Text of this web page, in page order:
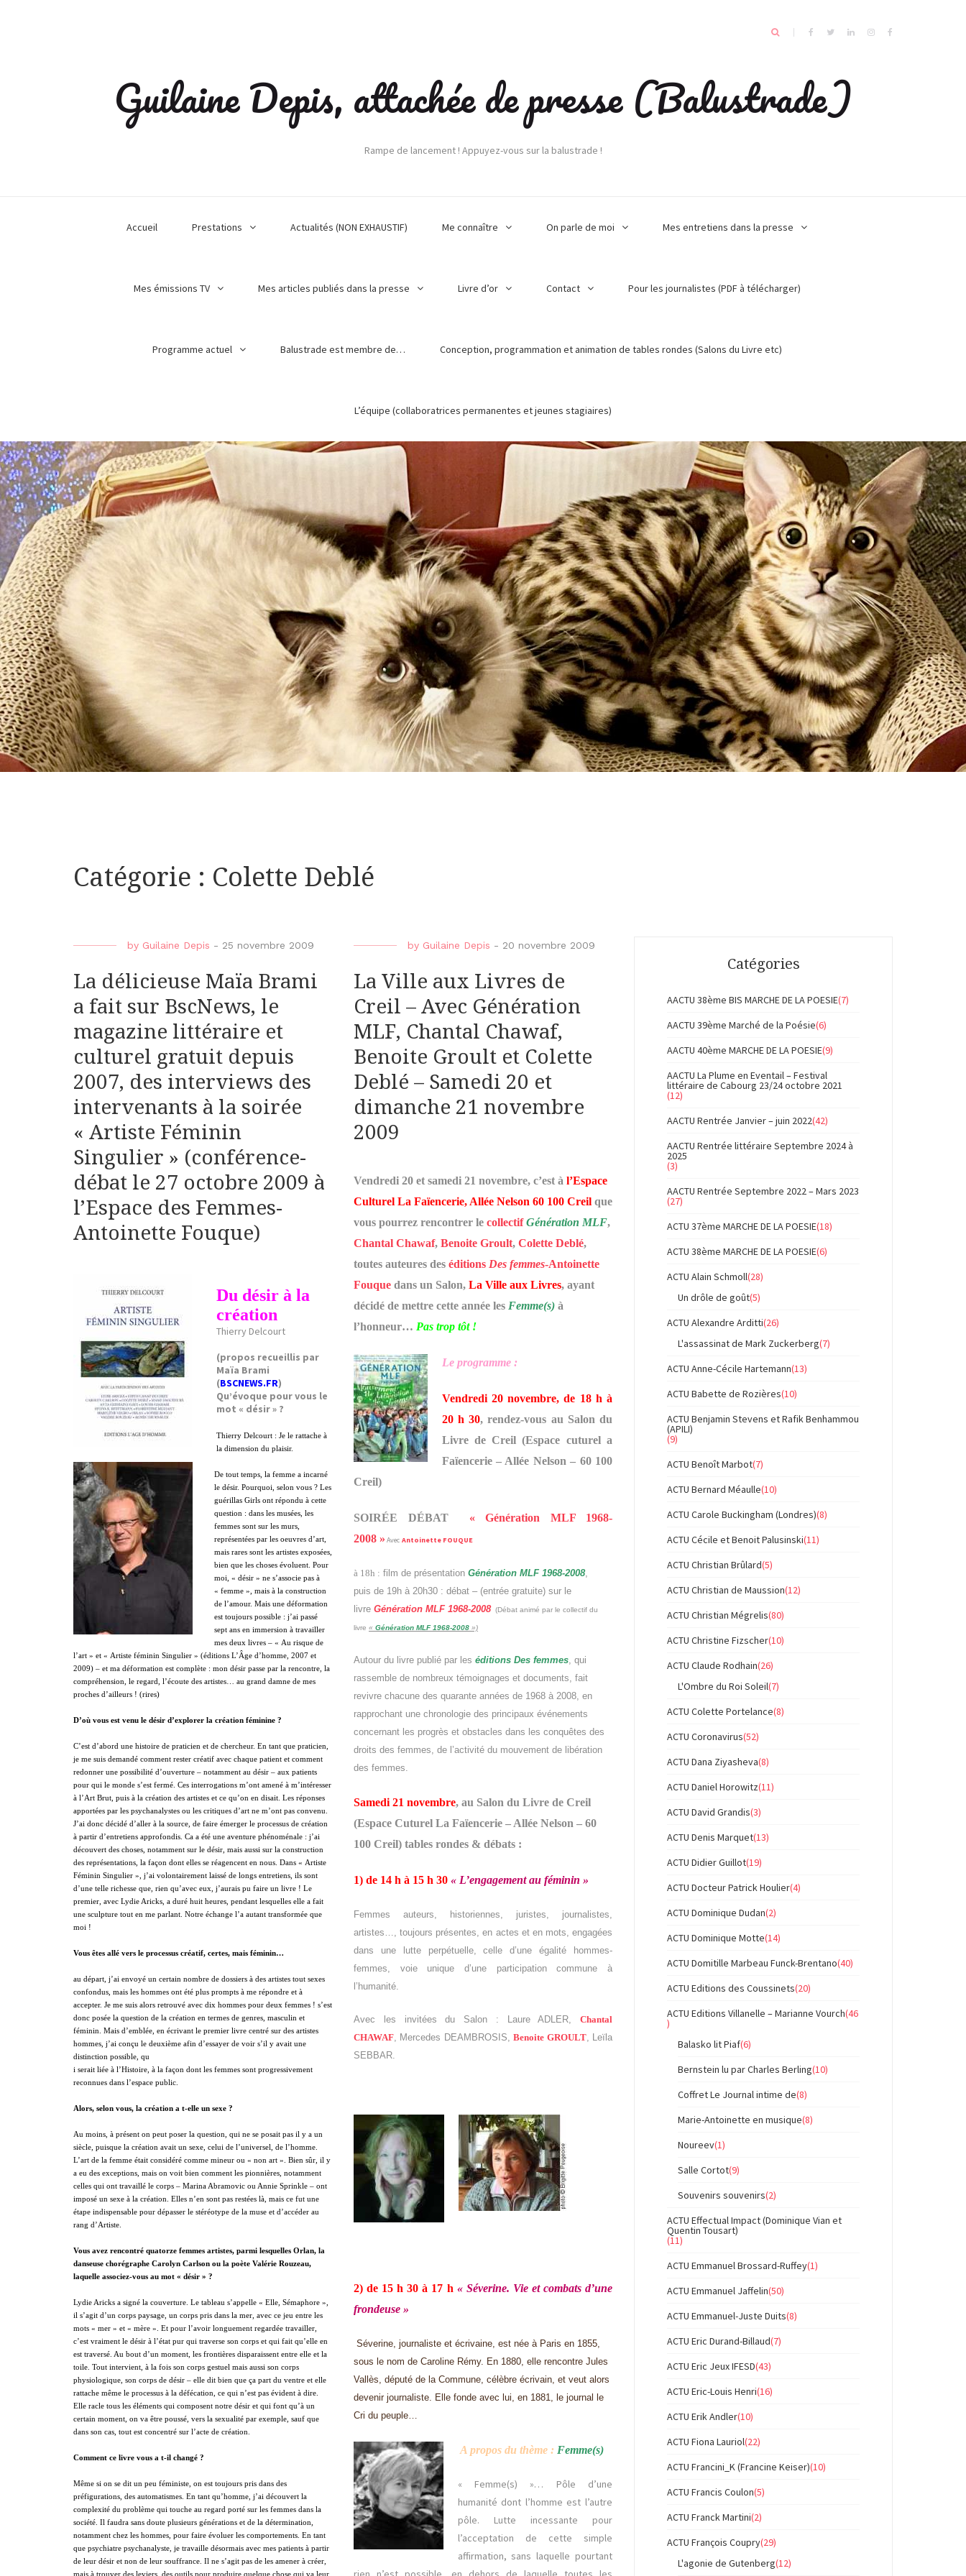
Guilaine Depis, attachée de presse (Balustrade)
Rampe de lancement ! Appuyez-vous sur la balustrade !
Accueil Prestations Actualités (NON EXHAUSTIF) Me connaître On parle de moi Mes entretiens dans la presse
Mes émissions TV Mes articles publiés dans la presse Livre d’or Contact Pour les journalistes (PDF à télécharger)
Programme actuel Balustrade est membre de… Conception, programmation et animation de tables rondes (Salons du Livre etc)
L’équipe (collaboratrices permanentes et jeunes stagiaires)
Catégorie : Colette Deblé
by Guilaine Depis - 25 novembre 2009
La délicieuse Maïa Brami
a fait sur BscNews, le
magazine littéraire et
culturel gratuit depuis
2007, des interviews des
intervenants à la soirée
« Artiste Féminin
Singulier » (conférence-
débat le 27 octobre 2009 à
l’Espace des Femmes-
Antoinette Fouque)
Du désir à la
création
Thierry Delcourt
(propos recueillis par
Maïa Brami
(BSCNEWS.FR)
Qu’évoque pour vous le
mot « désir » ?
Thierry Delcourt : Je le rattache à
la dimension du plaisir.
De tout temps, la femme a incarné
le désir. Pourquoi, selon vous ? Les
guérillas Girls ont répondu à cette
question : dans les musées, les
femmes sont sur les murs,
représentées par les oeuvres d’art,
mais rares sont les artistes exposées,
bien que les choses évoluent. Pour
moi, « désir » ne s’associe pas à
« femme », mais à la construction
de l’amour. Mais une déformation
est toujours possible : j’ai passé
sept ans en immersion à travailler
mes deux livres – « Au risque de
l’art » et « Artiste féminin Singulier » (éditions L’Âge d’homme, 2007 et
2009) – et ma déformation est complète : mon désir passe par la rencontre, la
compréhension, le regard, l’écoute des artistes… au grand damne de mes
proches d’ailleurs ! (rires)
D’où vous est venu le désir d’explorer la création féminine ?
C’est d’abord une histoire de praticien et de chercheur. En tant que praticien,
je me suis demandé comment rester créatif avec chaque patient et comment
redonner une possibilité d’ouverture – notamment au désir – aux patients
pour qui le monde s’est fermé. Ces interrogations m’ont amené à m’intéresser
à l’Art Brut, puis à la création des artistes et ce qu’on en disait. Les réponses
apportées par les psychanalystes ou les critiques d’art ne m’ont pas convenu.
J’ai donc décidé d’aller à la source, de faire émerger le processus de création
à partir d’entretiens approfondis. Ca a été une aventure phénoménale : j’ai
découvert des choses, notamment sur le désir, mais aussi sur la construction
des représentations, la façon dont elles se réagencent en nous. Dans « Artiste
Féminin Singulier », j’ai volontairement laissé de longs entretiens, ils sont
d’une telle richesse que, rien qu’avec eux, j’aurais pu faire un livre ! Le
premier, avec Lydie Aricks, a duré huit heures, pendant lesquelles elle a fait
une sculpture tout en me parlant. Notre échange l’a autant transformée que
moi !
Vous êtes allé vers le processus créatif, certes, mais féminin…
au départ, j’ai envoyé un certain nombre de dossiers à des artistes tout sexes
confondus, mais les hommes ont été plus prompts à me répondre et à
accepter. Je me suis alors retrouvé avec dix hommes pour deux femmes ! s’est
donc posée la question de la création en termes de genres, masculin et
féminin. Mais d’emblée, en écrivant le premier livre centré sur des artistes
hommes, j’ai conçu le deuxième afin d’essayer de voir s’il y avait une
distinction possible, qu
i serait liée à l’Histoire, à la façon dont les femmes sont progressivement
reconnues dans l’espace public.
Alors, selon vous, la création a t-elle un sexe ?
Au moins, à présent on peut poser la question, qui ne se posait pas il y a un
siècle, puisque la création avait un sexe, celui de l’universel, de l’homme.
L’art de la femme était considéré comme mineur ou « non art ». Bien sûr, il y
a eu des exceptions, mais on voit bien comment les pionnières, notamment
celles qui ont travaillé le corps – Marina Abramovic ou Annie Sprinkle – ont
imposé un sexe à la création. Elles n’en sont pas restées là, mais ce fut une
étape indispensable pour dépasser le stéréotype de la muse et d’accéder au
rang d’Artiste.
Vous avez rencontré quatorze femmes artistes, parmi lesquelles Orlan, la
danseuse chorégraphe Carolyn Carlson ou la poète Valérie Rouzeau,
laquelle associez-vous au mot « désir » ?
Lydie Aricks a signé la couverture. Le tableau s’appelle « Elle, Sémaphore »,
il s’agit d’un corps paysage, un corps pris dans la mer, avec ce jeu entre les
mots « mer » et « mère ». Et pour l’avoir longuement regardée travailler,
c’est vraiment le désir à l’état pur qui traverse son corps et qui fait qu’elle en
est traversé. Au bout d’un moment, les frontières disparaissent entre elle et la
toile. Tout intervient, à la fois son corps gestuel mais aussi son corps
physiologique, son corps de désir – elle dit bien que ça part du ventre et elle
rattache même le processus à la défécation, ce qui n’est pas évident à dire.
Elle racle tous les éléments qui composent notre désir et qui font qu’à un
certain moment, on va être poussé, vers la sexualité par exemple, sauf que
dans son cas, tout est concentré sur l’acte de création.
Comment ce livre vous a t-il changé ?
Même si on se dit un peu féministe, on est toujours pris dans des
préfigurations, des automatismes. En tant qu’homme, j’ai découvert la
complexité du problème qui touche au regard porté sur les femmes dans la
société. Il faudra sans doute plusieurs générations et de la détermination,
notamment chez les hommes, pour faire évoluer les comportements. En tant
que psychiatre psychanalyste, je travaille désormais avec mes patients à partir
de leur désir et non de leur souffrance. Il ne s’agit pas de les amener à créer,
mais à trouver des leviers, des outils pour produire quelque chose qui va leur
by Guilaine Depis - 20 novembre 2009
La Ville aux Livres de
Creil – Avec Génération
MLF, Chantal Chawaf,
Benoite Groult et Colette
Deblé – Samedi 20 et
dimanche 21 novembre
2009
Vendredi 20 et samedi 21 novembre, c’est à l’Espace
Culturel La Faïencerie, Allée Nelson 60 100 Creil que
vous pourrez rencontrer le collectifGénération MLF,
Chantal Chawaf, Benoite Groult, Colette Deblé,
toutes auteures des éditions Des femmes-Antoinette
Fouque dans un Salon, La Ville aux Livres, ayant
décidé de mettre cette année les Femme(s) à
l’honneur… Pas trop tôt !
Le programme :
Vendredi 20 novembre, de 18 h à
20 h 30, rendez-vous au Salon du
Livre de Creil (Espace cuturel a
Faïencerie – Allée Nelson – 60 100
Creil)
SOIRÉE DÉBAT « Génération MLF 1968-
2008 » Avec Antoinette FOUQUE
à 18h : film de présentation Génération MLF 1968-2008,
puis de 19h à 20h30 : débat – (entrée gratuite) sur le
livre Génération MLF 1968-2008(Débat animé par le collectif du
livre « Génération MLF 1968-2008 »)
Autour du livre publié par les éditions Des femmes, qui
rassemble de nombreux témoignages et documents, fait
revivre chacune des quarante années de 1968 à 2008, en
rapprochant une chronologie des principaux événements
concernant les progrès et obstacles dans les conquêtes des
droits des femmes, de l’activité du mouvement de libération
des femmes.
Samedi 21 novembre, au Salon du Livre de Creil
(Espace Cuturel La Faïencerie – Allée Nelson – 60
100 Creil) tables rondes & débats :
1) de 14 h à 15 h 30 « L’engagement au féminin »
Femmes auteurs, historiennes, juristes, journalistes,
artistes…, toujours présentes, en actes et en mots, engagées
dans une lutte perpétuelle, celle d’une égalité hommes-
femmes, voie unique d’une participation commune à
l’humanité.
Avec les invitées du Salon : Laure ADLER, Chantal
CHAWAF, Mercedes DEAMBROSIS,Benoite GROULT, Leïla
SEBBAR.
2) de 15 h 30 à 17 h « Séverine. Vie et combats d’une
frondeuse »
Séverine, journaliste et écrivaine, est née à Paris en 1855,
sous le nom de Caroline Rémy. En 1880, elle rencontre Jules
Vallès, député de la Commune, célèbre écrivain, et veut alors
devenir journaliste. Elle fonde avec lui, en 1881, le journal le
Cri du peuple…
A propos du thème : Femme(s)
« Femme(s) »… Pôle d’une
humanité dont l’homme est l’autre
pôle. Lutte incessante pour
l’acceptation de cette simple
affirmation, sans laquelle pourtant
Catégories
AACTU 38ème BIS MARCHE DE LA POESIE(7)
AACTU 39ème Marché de la Poésie(6)
AACTU 40ème MARCHE DE LA POESIE(9)
AACTU La Plume en Eventail – Festival
littéraire de Cabourg 23/24 octobre 2021
(12)
AACTU Rentrée Janvier – juin 2022(42)
AACTU Rentrée littéraire Septembre 2024 à
2025
(3)
AACTU Rentrée Septembre 2022 – Mars 2023
(27)
ACTU 37ème MARCHE DE LA POESIE(18)
ACTU 38ème MARCHE DE LA POESIE(6)
ACTU Alain Schmoll(28)
Un drôle de goût(5)
ACTU Alexandre Arditti(26)
L'assassinat de Mark Zuckerberg(7)
ACTU Anne-Cécile Hartemann(13)
ACTU Babette de Rozières(10)
ACTU Benjamin Stevens et Rafik Benhammou
(APILI)
(9)
ACTU Benoît Marbot(7)
ACTU Bernard Méaulle(10)
ACTU Carole Buckingham (Londres)(8)
ACTU Cécile et Benoit Palusinski(11)
ACTU Christian Brûlard(5)
ACTU Christian de Maussion(12)
ACTU Christian Mégrelis(80)
ACTU Christine Fizscher(10)
ACTU Claude Rodhain(26)
L'Ombre du Roi Soleil(7)
ACTU Colette Portelance(8)
ACTU Coronavirus(52)
ACTU Dana Ziyasheva(8)
ACTU Daniel Horowitz(11)
ACTU David Grandis(3)
ACTU Denis Marquet(13)
ACTU Didier Guillot(19)
ACTU Docteur Patrick Houlier(4)
ACTU Dominique Dudan(2)
ACTU Dominique Motte(14)
ACTU Domitille Marbeau Funck-Brentano(40)
ACTU Editions des Coussinets(20)
ACTU Editions Villanelle – Marianne Vourch(46
)
Balasko lit Piaf(6)
Bernstein lu par Charles Berling(10)
Coffret Le Journal intime de(8)
Marie-Antoinette en musique(8)
Noureev(1)
Salle Cortot(9)
Souvenirs souvenirs(2)
ACTU Effectual Impact (Dominique Vian et
Quentin Tousart)
(11)
ACTU Emmanuel Brossard-Ruffey(1)
ACTU Emmanuel Jaffelin(50)
ACTU Emmanuel-Juste Duits(8)
ACTU Eric Durand-Billaud(7)
ACTU Eric Jeux IFESD(43)
ACTU Eric-Louis Henri(16)
ACTU Erik Andler(10)
ACTU Fiona Lauriol(22)
ACTU Francini_K (Francine Keiser)(10)
ACTU Francis Coulon(5)
ACTU Franck Martini(2)
ACTU François Coupry(29)
L'agonie de Gutenberg(12)